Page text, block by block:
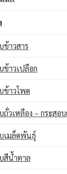
ข้าวสาร
ข้าวเปลือก
ข้าวโพด
ถั่วเหลือง – กระสอ
เมล็ดพันธุ์
สีน้ำตาล